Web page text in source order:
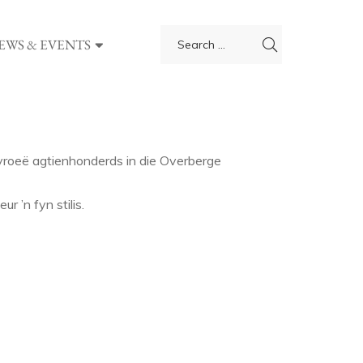
& EVENTS
agtienhonderds in die Overberge
’n fyn stilis.